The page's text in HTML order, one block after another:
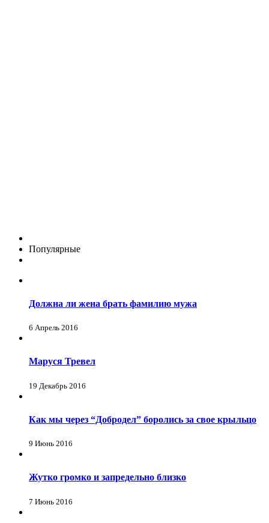
Популярные
Должна ли жена брать фамилию мужа
6 Апрель 2016
Маруся Тревел
19 Декабрь 2016
Как мы через “Добродел” боролись за свое крыльцо
9 Июнь 2016
Жутко громко и запредельно близко
7 Июнь 2016